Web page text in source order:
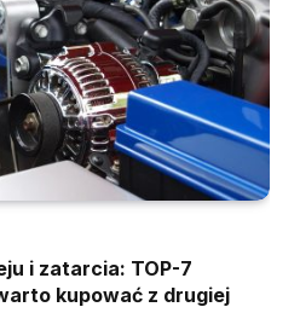
i zatarcia: TOP-7
kupować z drugiej